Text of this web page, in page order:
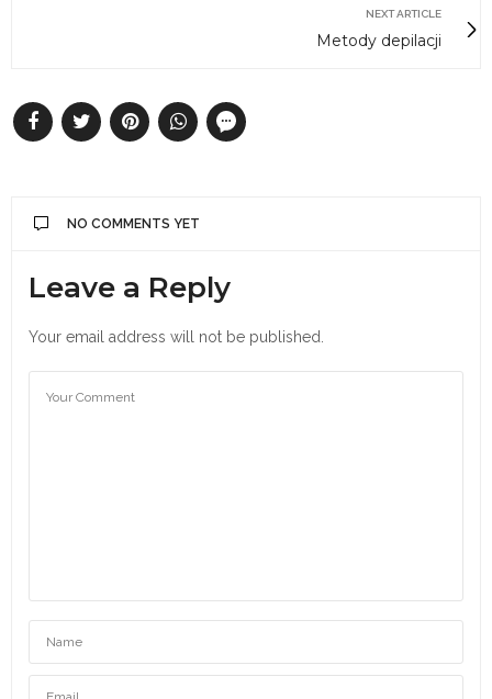
NEXT ARTICLE
Metody depilacji
NO COMMENTS YET
Leave a Reply
Your email address will not be published.